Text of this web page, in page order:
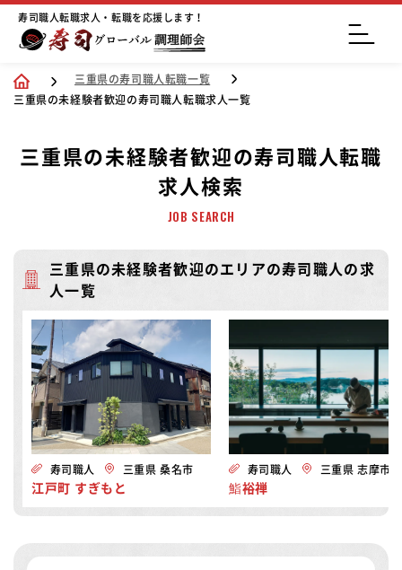
寿司職人転職求人・転職を応援します！
三重県の寿司職人転職一覧
三重県の未経験者歓迎の寿司職人転職求人一覧
三重県の未経験者歓迎の寿司職人転職
求人検索
JOB SEARCH
三重県の未経験者歓迎のエリアの寿司職人の求
人一覧
寿司職人 三重県 桑名市
江戸町 すぎもと
寿司職人 三重県 志摩市
鮨裕禅